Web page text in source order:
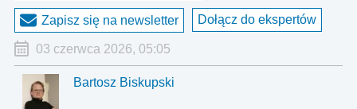
Zapisz się na newsletter Dołącz do ekspertów
03 czerwca 2026, 05:05
Bartosz Biskupski